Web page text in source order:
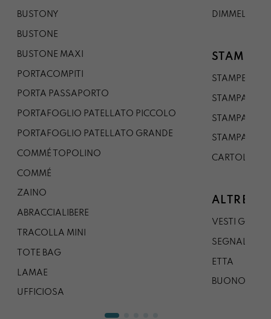
BUSTONY
BUSTONE
BUSTONE MAXI
PORTACOMPITI
PORTA PASSAPORTO
PORTAFOGLIO PATELLATO PICCOLO
PORTAFOGLIO PATELLATO GRANDE
COMMÉ TOPOLINO
COMMÉ
ZAINO
ABRACCIALIBERE
TRACOLLA MINI
TOTE BAG
LAMAE
UFFICIOSA
DIMMELO
STAMPE
STAMPE A5
STAMPA A3
STAMPA A1
STAMPA A0
CARTOLINA
ALTRE
VESTI
SEGNALIBRO
ETTA
BUONO